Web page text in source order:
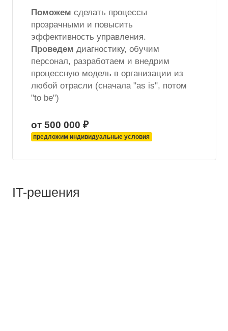
Поможем сделать процессы
прозрачными и повысить
эффективность управления.
Проведем диагностику, обучим
персонал, разработаем и внедрим
процессную модель в организации из
любой отрасли (сначала "as is", потом
"to be")
от 500 000 ₽
предложим индивидуальные условия
IT-решения